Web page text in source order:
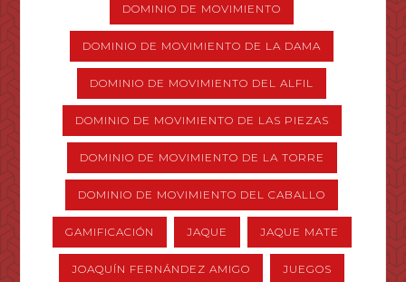
DOMINIO DE MOVIMIENTO
DOMINIO DE MOVIMIENTO DE LA DAMA
DOMINIO DE MOVIMIENTO DEL ALFIL
DOMINIO DE MOVIMIENTO DE LAS PIEZAS
DOMINIO DE MOVIMIENTO DE LA TORRE
DOMINIO DE MOVIMIENTO DEL CABALLO
GAMIFICACIÓN JAQUE JAQUE MATE
JOAQUÍN FERNÁNDEZ AMIGO JUEGOS